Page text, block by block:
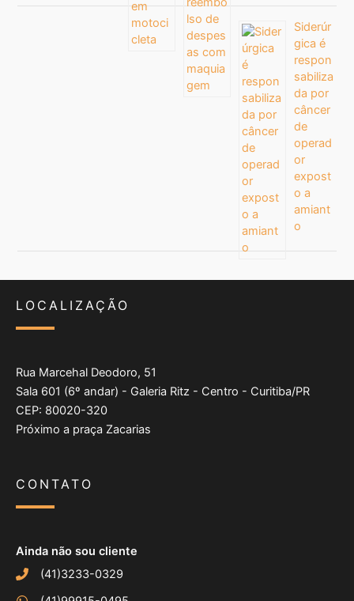
Siderúr
gica é
respon
sabiliza
da por
câncer
de
operad
or
expost
o a
amiant
o
LOCALIZAÇÃO
Rua Marcehal Deodoro, 51
Sala 601 (6º andar) - Galeria Ritz - Centro - Curitiba/PR
CEP: 80020-320
Próximo a praça Zacarias
CONTATO
Ainda não sou cliente
(41)3233-0329